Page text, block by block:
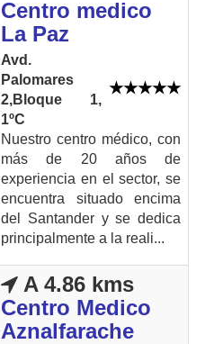
Centro medico
La Paz
Avd.
Palomares
2,Bloque 1,
1ºC
Nuestro centro médico, con
más de 20 años de
experiencia en el sector, se
encuentra situado encima
del Santander y se dedica
principalmente a la reali...
A 4.86 kms
Centro Medico
Aznalfarache